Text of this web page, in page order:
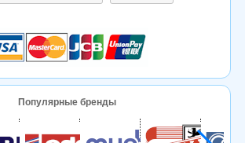
Популярные бренды